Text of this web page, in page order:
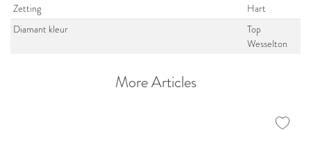
Zetting
Hart
Diamant kleur
Top
Wesselton
More Articles